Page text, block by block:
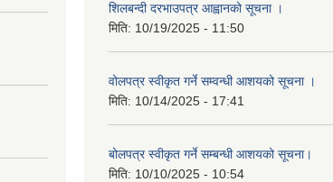
शिलबन्दी दरभाउपत्र आह्वानको सूचना ।
मिति: 10/19/2025 - 11:50
वोलपत्र स्वीकृत गर्ने सम्वन्धी आशयको सूचना ।
मिति: 10/14/2025 - 17:41
बोलपत्र स्वीकृत गर्ने सम्बन्धी आशयको सूचना।
मिति: 10/10/2025 - 10:54